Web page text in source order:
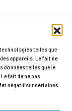
telles que
appareils. Le fait de
données telles que le
fait de ne pas
négatif sur certaines
site